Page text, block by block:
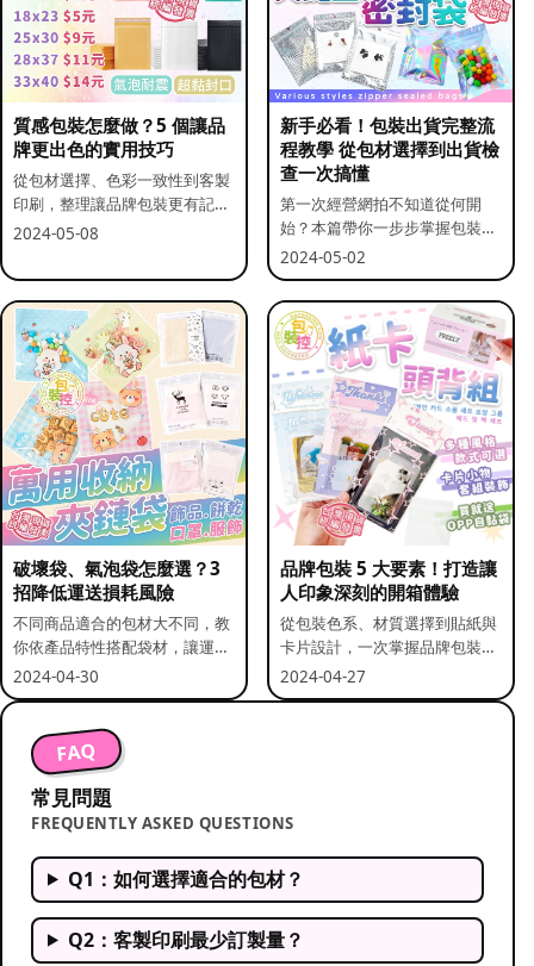
質感包裝怎麼做？5 個讓品
牌更出色的實用技巧
從包材選擇、色彩一致性到客製
印刷，整理讓品牌包裝更有記憶
點的實用做法。
2024-05-08
新手必看！包裝出貨完整流
程教學 從包材選擇到出貨檢
查一次搞懂
第一次經營網拍不知道從何開
始？本篇帶你一步步掌握包裝流
程與出貨前檢查重點。
2024-05-02
破壞袋、氣泡袋怎麼選？3
招降低運送損耗風險
不同商品適合的包材大不同，教
你依產品特性搭配袋材，讓運送
更安全。
2024-04-30
品牌包裝 5 大要素！打造讓
人印象深刻的開箱體驗
從包裝色系、材質選擇到貼紙與
卡片設計，一次掌握品牌包裝的
關鍵要素。
2024-04-27
FAQ
常見問題
FREQUENTLY ASKED QUESTIONS
Q1：如何選擇適合的包材？
Q2：客製印刷最少訂製量？